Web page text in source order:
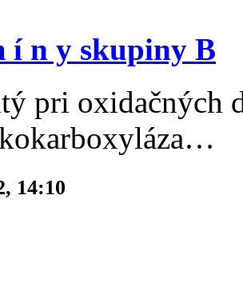
í n y skupiny B
pri oxidačných
14:10